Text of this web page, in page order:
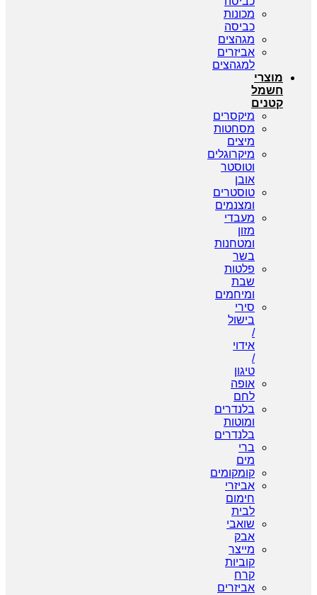
מכונות
כביסה
מגהצים
אביזרים
למגהצים
מוצרי
חשמל
קטנים
מיקסרים
מסחטות
מיצים
מיקרוגלים
וטוסטר
אובן
טוסטרים
ומצנמים
מעבדי
מזון
ומטחנות
בשר
פלטות
שבת
ומיחמים
סירי
בישול
/
אידוי
/
טיגון
אופה
לחם
בלנדרים
ומוטות
בלנדרים
ברי
מים
קומקומים
אביזרי
חימום
לבית
שואבי
אבק
מייצר
קוביות
קרח
אביזרים